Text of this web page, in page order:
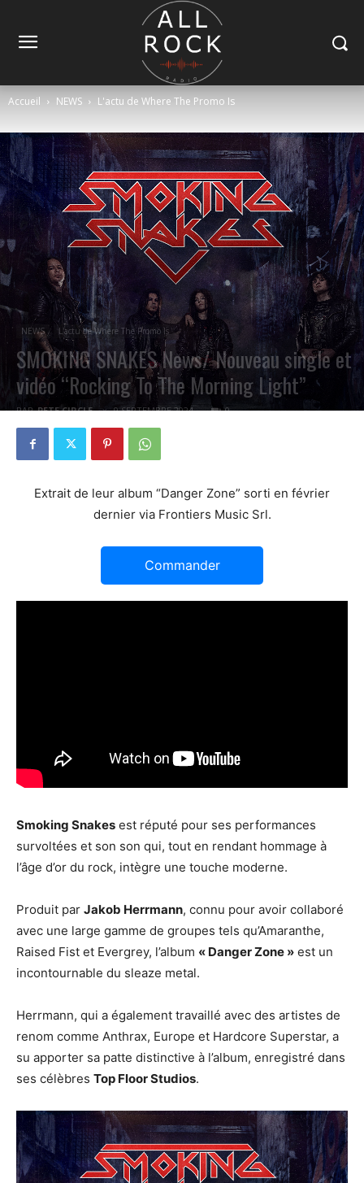
Accueil NEWS L'actu de Where The Promo Is
NEWS L'actu de Where The Promo Is
SMOKING SNAKES News/ Nouveau single et
vidéo “Rocking To The Morning Light”
PAR PETE CIRCLE 9 SEPTEMBRE 2024 0
Extrait de leur album “Danger Zone” sorti en février
dernier via Frontiers Music Srl.
Commander
Smoking Snakes est réputé pour ses performances
survoltées et son son qui, tout en rendant hommage à
l’âge d’or du rock, intègre une touche moderne.
Produit par Jakob Herrmann, connu pour avoir collaboré
avec une large gamme de groupes tels qu’Amaranthe,
Raised Fist et Evergrey, l’album « Danger Zone » est un
incontournable du sleaze metal.
Herrmann, qui a également travaillé avec des artistes de
renom comme Anthrax, Europe et Hardcore Superstar, a
su apporter sa patte distinctive à l’album, enregistré dans
ses célèbres Top Floor Studios.